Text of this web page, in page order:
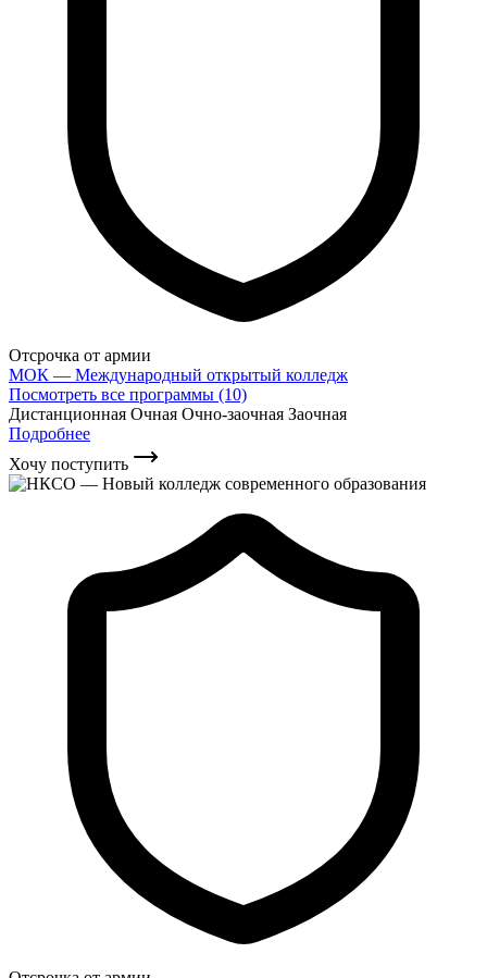
Отсрочка от армии
МОК — Международный открытый колледж
Посмотреть все программы (10)
Дистанционная Очная Очно-заочная Заочная
Подробнее
Хочу поступить